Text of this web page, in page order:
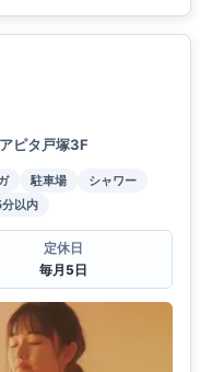
ピタ戸塚3F
駐車場
シャワー
以内
定休日
毎月5日